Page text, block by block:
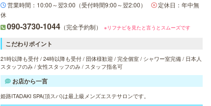
営業時間：10:00～翌3:00（受付時間9:00～翌2:00）
定休日：年中無
休
090-3730-1044 （完全予約制） ※リフナビを見たと言うとスムーズです
こだわりポイント
21時以降も受付 / 24時以降も受付 / 団体様歓迎 / 完全個室 / シャワー室完備 / 日本人
スタッフのみ / 女性スタッフのみ / スタッフ指名可
お店から一言
姫路ITADAKI SPA(頂スパ)は最上級メンズエステサロンです。